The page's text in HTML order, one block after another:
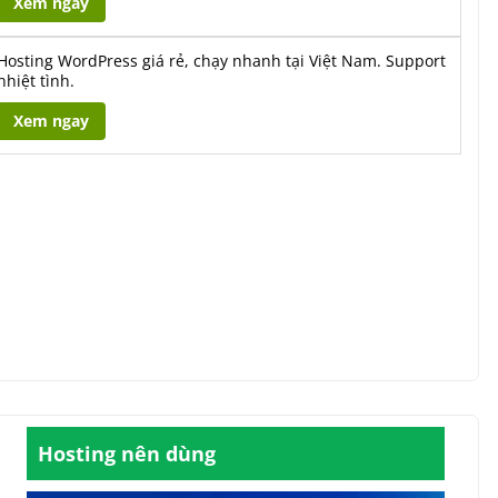
WordPress giá rẻ, chạy nhanh tại Việt Nam. Support
tình.
Xem ngay
Hosting nên dùng